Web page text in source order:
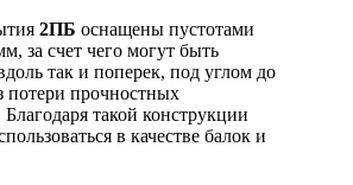
2ПБ оснащены пустотами
за счет чего могут быть
так и поперек, под углом до
потери прочностных
Благодаря такой конструкции
в качестве балок и